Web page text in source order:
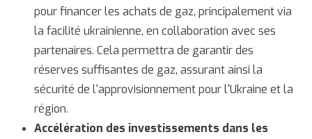
pour financer les achats de gaz, principalement via
la facilité ukrainienne, en collaboration avec ses
partenaires. Cela permettra de garantir des
réserves suffisantes de gaz, assurant ainsi la
sécurité de l'approvisionnement pour l'Ukraine et la
région.
Accélération des investissements dans les